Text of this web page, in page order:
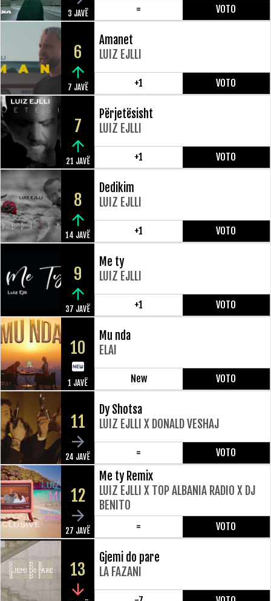
3 JAVË = VOTO
6
7 JAVË
Amanet
LUIZ EJLLI
+1 VOTO
7
21 JAVË
Përjetësisht
LUIZ EJLLI
+1 VOTO
8
14 JAVË
Dedikim
LUIZ EJLLI
+1 VOTO
9
37 JAVË
Me ty
LUIZ EJLLI
+1 VOTO
10
1 JAVË
Mu nda
ELAI
New VOTO
11
24 JAVË
Dy Shotsa
LUIZ EJLLI X DONALD VESHAJ
= VOTO
12
27 JAVË
Me ty Remix
LUIZ EJLLI X TOP ALBANIA RADIO X DJ
BENITO
= VOTO
13
Gjemi do pare
LA FAZANI